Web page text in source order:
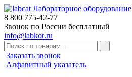
Лабораторное оборудование
8 800 775-42-77
Звонок по России бесплатный
info@labkot.ru
Заказать звонок
Алфавитный указатель